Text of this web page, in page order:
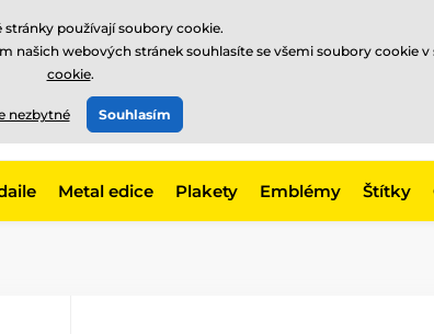
775 400 255
Zavolejte nám
Metal edice Plakety Emblémy Štítky
stránky používají soubory cookie.
našich webových stránek souhlasíte se všemi soubory cookie v
cookie.
nezbytné Souhlasím